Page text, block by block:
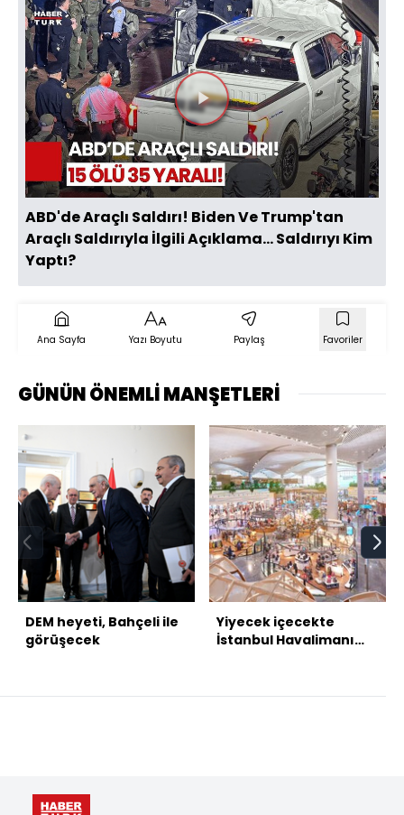
Videoyu
Oynat
ABD'de Araçlı Saldırı! Biden Ve Trump'tan
Araçlı Saldırıyla İlgili Açıklama... Saldırıyı Kim
Yaptı?
Ana Sayfa Yazı Boyutu Paylaş Favoriler
GÜNÜN ÖNEMLİ MANŞETLERİ
DEM heyeti, Bahçeli ile
görüşecek
Yiyecek içecekte
İstanbul Havalimanı